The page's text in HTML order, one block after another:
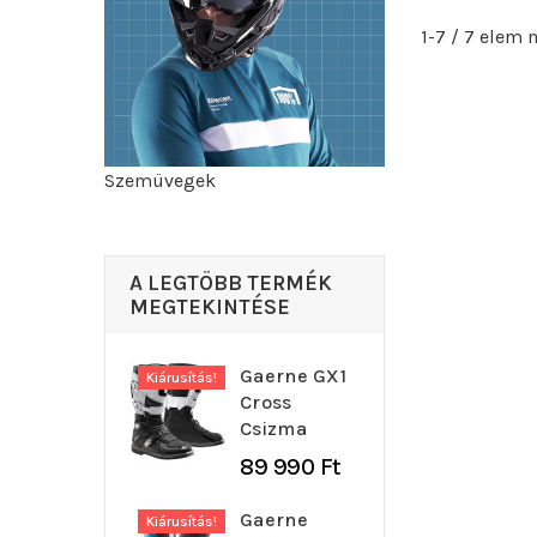
Szemüvegek
A LEGTÖBB TERMÉK
MEGTEKINTÉSE
Kiárusítás!
Gaerne GX1
Cross
Csizma
89 990 Ft
Kiárusítás!
Gaerne
1-7 / 7 elem